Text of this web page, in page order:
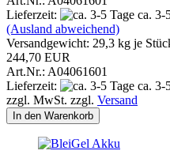
Lieferzeit:
ca. 3-
(Ausland abweichend)
Versandgewicht: 29,3 kg je
244,70 EUR
Art.Nr.: A04061601
Lieferzeit:
ca. 3-
zzgl. MwSt. zzgl. Versand
In den Warenkorb